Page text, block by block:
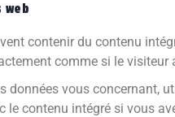
contenir du contenu
comme si le visiteur
données vous concernant,
le contenu intégré si vous